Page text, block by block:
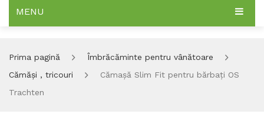
MENU
Prima pagină
Îmbrăcăminte pentru vânătoare
Cămăși , tricouri
Cămașă Slim Fit pentru bărbați OS
Trachten